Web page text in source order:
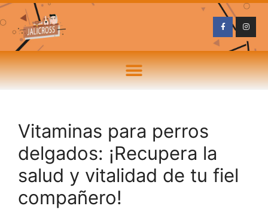
Vitaminas para perros
delgados: ¡Recupera la
salud y vitalidad de tu fiel
compañero!